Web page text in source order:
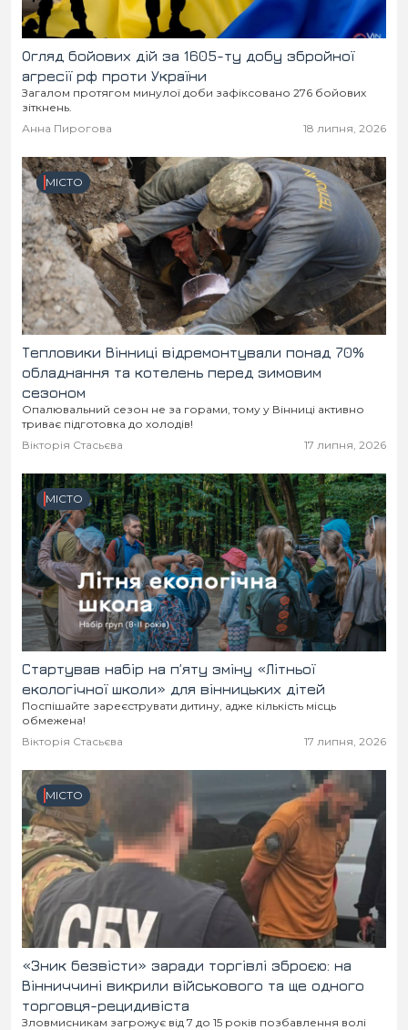
Партнери
Спорт
Футбол
Контакти
Підписатись на нас у Telegram
Огляд бойових дій за 1605-ту добу збройної
агресії рф проти України
Загалом протягом минулої доби зафіксовано 276 бойових
зіткнень.
Анна Пирогова
18 липня, 2026
МІСТО
Тепловики Вінниці відремонтували понад 70%
обладнання та котелень перед зимовим
сезоном
Опалювальний сезон не за горами, тому у Вінниці активно
триває підготовка до холодів!
Вікторія Стасьєва
17 липня, 2026
МІСТО
Стартував набір на п’яту зміну «Літньої
екологічної школи» для вінницьких дітей
Поспішайте зареєструвати дитину, адже кількість місць
обмежена!
Вікторія Стасьєва
17 липня, 2026
МІСТО
«Зник безвісти» заради торгівлі зброєю: на
Вінниччині викрили військового та ще одного
торговця-рецидивіста
Зловмисникам загрожує від 7 до 15 років позбавлення волі